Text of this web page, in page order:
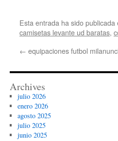
Esta entrada ha sido publicada
camisetas levante ud baratas,
← equipaciones futbol
Archives
julio 2026
enero 2026
agosto 2025
julio 2025
junio 2025